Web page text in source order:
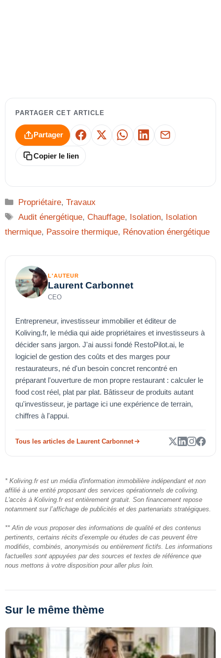
PARTAGER CET ARTICLE
Partager Facebook
X WhatsAppLinkedInE-mail
Copier le lien
Catégories
Propriétaire,Travaux
Étiquettes
Audit énergétique,Chauffage, Isolation, Isolation
thermique, Passoire thermique, Rénovation énergétique
L'AUTEUR
Laurent Carbonnet
CEO
Entrepreneur, investisseur immobilier et éditeur de
Koliving.fr, le média qui aide propriétaires et investisseurs à
décider sans jargon. J'ai aussi fondé RestoPilot.ai, le
logiciel de gestion des coûts et des marges pour
restaurateurs, né d'un besoin concret rencontré en
préparant l'ouverture de mon propre restaurant : calculer le
food cost réel, plat par plat. Bâtisseur de produits autant
qu'investisseur, je partage ici une expérience de terrain,
chiffres à l'appui.
Tous les articles de Laurent Carbonnet
* Koliving.fr est un média d'information immobilière indépendant et non
affilié à une entité proposant des services opérationnels de coliving.
L'accès à Koliving.fr est entièrement gratuit. Son financement repose
notamment sur l’affichage de publicités et des partenariats stratégiques.
** Afin de vous proposer des informations de qualité et des contenus
pertinents, certains récits d’exemple ou études de cas peuvent être
modifiés, combinés, anonymisés ou entièrement fictifs. Les informations
factuelles sont appuyées par des sources et textes de référence que
nous mettons à votre disposition pour aller plus loin.
Sur le même thème